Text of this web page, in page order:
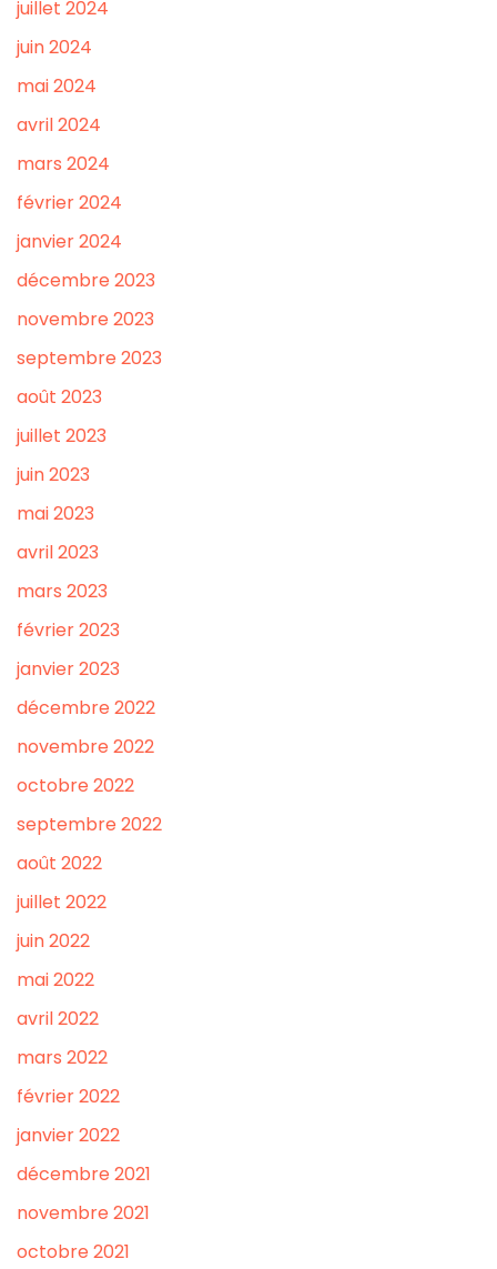
juillet 2024
juin 2024
mai 2024
avril 2024
mars 2024
février 2024
janvier 2024
décembre 2023
novembre 2023
septembre 2023
août 2023
juillet 2023
juin 2023
mai 2023
avril 2023
mars 2023
février 2023
janvier 2023
décembre 2022
novembre 2022
octobre 2022
septembre 2022
août 2022
juillet 2022
juin 2022
mai 2022
avril 2022
mars 2022
février 2022
janvier 2022
décembre 2021
novembre 2021
octobre 2021